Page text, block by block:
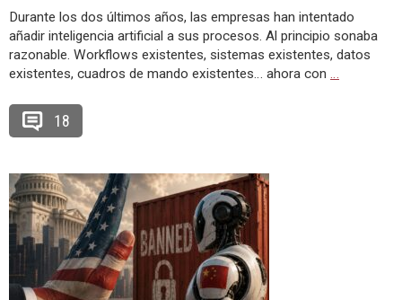
Durante los dos últimos años, las empresas han intentado
añadir inteligencia artificial a sus procesos. Al principio sonaba
razonable. Workflows existentes, sistemas existentes, datos
existentes, cuadros de mando existentes… ahora con …
18